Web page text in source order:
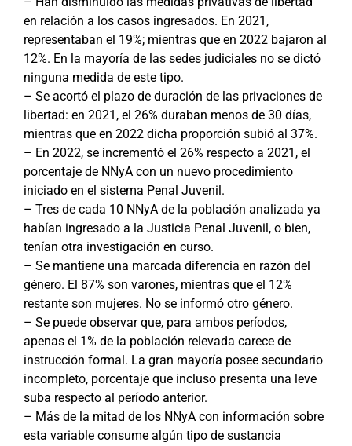
en relación a los casos ingresados. En 2021,
representaban el 19%; mientras que en 2022 bajaron al
12%. En la mayoría de las sedes judiciales no se dictó
ninguna medida de este tipo.
– Se acortó el plazo de duración de las privaciones de
libertad: en 2021, el 26% duraban menos de 30 días,
mientras que en 2022 dicha proporción subió al 37%.
– En 2022, se incrementó el 26% respecto a 2021, el
porcentaje de NNyA con un nuevo procedimiento
iniciado en el sistema Penal Juvenil.
– Tres de cada 10 NNyA de la población analizada ya
habían ingresado a la Justicia Penal Juvenil, o bien,
tenían otra investigación en curso.
– Se mantiene una marcada diferencia en razón del
género. El 87% son varones, mientras que el 12%
restante son mujeres. No se informó otro género.
– Se puede observar que, para ambos períodos,
apenas el 1% de la población relevada carece de
instrucción formal. La gran mayoría posee secundario
incompleto, porcentaje que incluso presenta una leve
suba respecto al período anterior.
– Más de la mitad de los NNyA con información sobre
esta variable consume algún tipo de sustancia